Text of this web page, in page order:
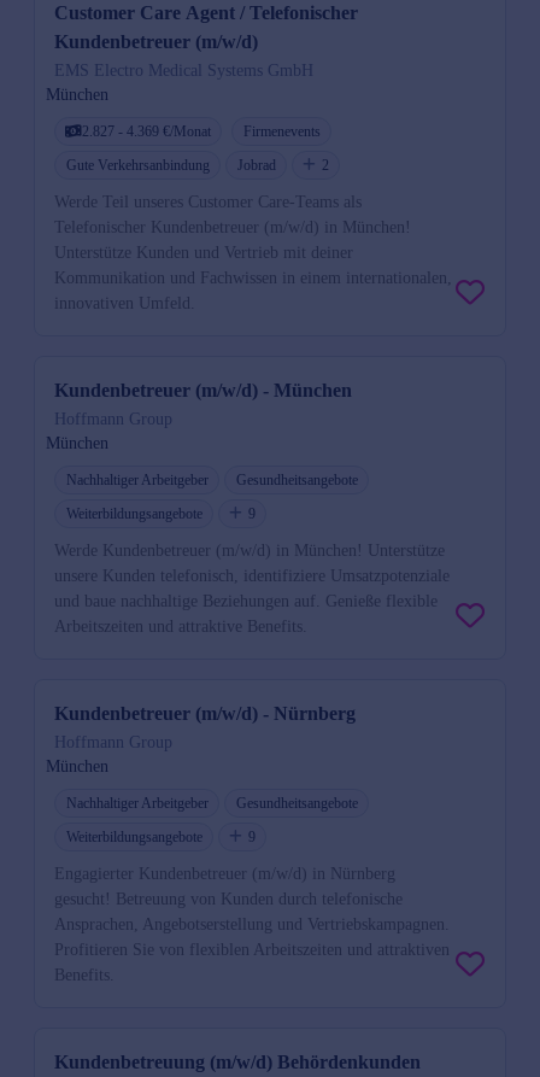
Customer Care Agent / Telefonischer
Kundenbetreuer (m/w/d)
EMS Electro Medical Systems GmbH
München
2.827 - 4.369 €/Monat
Firmenevents
Gute Verkehrsanbindung
Jobrad 2
Werde Teil unseres Customer Care-Teams als
Telefonischer Kundenbetreuer (m/w/d) in München!
Unterstütze Kunden und Vertrieb mit deiner
Kommunikation und Fachwissen in einem internationalen,
innovativen Umfeld.
Kundenbetreuer (m/w/d) - München
Hoffmann Group
München
Nachhaltiger Arbeitgeber
Gesundheitsangebote
Weiterbildungsangebote
9
Werde Kundenbetreuer (m/w/d) in München! Unterstütze
unsere Kunden telefonisch, identifiziere Umsatzpotenziale
und baue nachhaltige Beziehungen auf. Genieße flexible
Arbeitszeiten und attraktive Benefits.
Kundenbetreuer (m/w/d) - Nürnberg
Hoffmann Group
München
Nachhaltiger Arbeitgeber
Gesundheitsangebote
Weiterbildungsangebote
9
Engagierter Kundenbetreuer (m/w/d) in Nürnberg
gesucht! Betreuung von Kunden durch telefonische
Ansprachen, Angebotserstellung und Vertriebskampagnen.
Profitieren Sie von flexiblen Arbeitszeiten und attraktiven
Benefits.
Kundenbetreuung (m/w/d) Behördenkunden